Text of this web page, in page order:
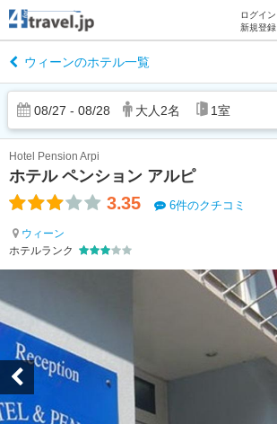
ログイン
新規登録
ウィーンのホテル一覧
08/27 - 08/28 大人 2名 1室
ホテル ペンション アルピ
Hotel Pension Arpi
3.35 6件のクチコミ
ウィーン
ホテルランク